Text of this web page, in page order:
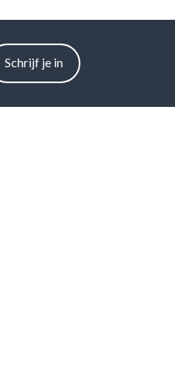
Schrijf je in